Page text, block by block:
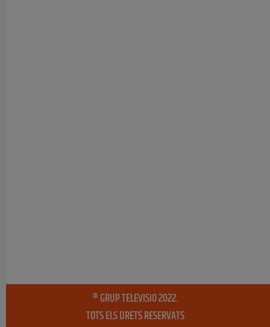
® GRUP TELEVISIO 2022.
TOTS ELS DRETS RESERVATS